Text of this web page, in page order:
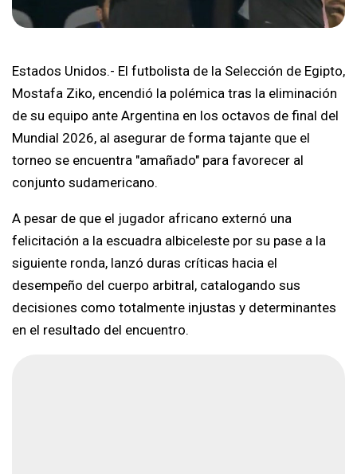
Estados Unidos.- El futbolista de la Selección de Egipto,
Mostafa Ziko, encendió la polémica tras la eliminación
de su equipo ante Argentina en los octavos de final del
Mundial 2026, al asegurar de forma tajante que el
torneo se encuentra "amañado" para favorecer al
conjunto sudamericano.
A pesar de que el jugador africano externó una
felicitación a la escuadra albiceleste por su pase a la
siguiente ronda, lanzó duras críticas hacia el
desempeño del cuerpo arbitral, catalogando sus
decisiones como totalmente injustas y determinantes
en el resultado del encuentro.